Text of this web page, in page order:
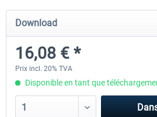
Traffic Global for X-Plane 12/11
(Windows)
44,95 € *
Download
16,08 € *
Prix incl. 20% TVA
Disponible en tant que